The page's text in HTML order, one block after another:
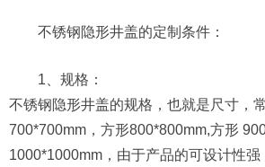
不锈钢隐形井盖的定制条件：
1、规格：
不锈钢隐形井盖的规格，也就是尺寸，
700*700mm，方形800*800mm,方形
1000*1000mm，由于产品的可设计性